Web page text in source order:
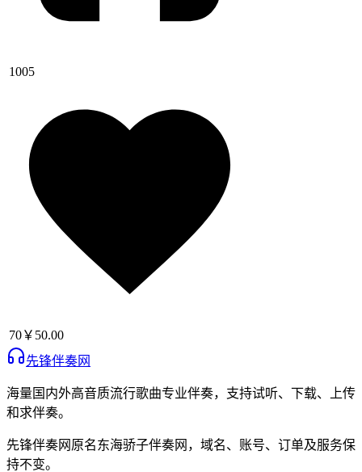
1005
70￥50.00
先锋伴奏网
海量国内外高音质流行歌曲专业伴奏，支持试听、下载、上传
和求伴奏。
先锋伴奏网 原名东海骄子伴奏网 ，域名、账号、订单及服务保
持不变。